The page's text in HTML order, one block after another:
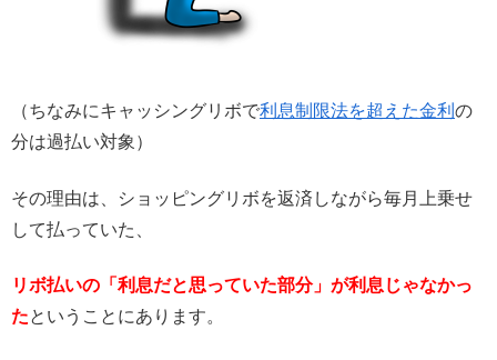
（ちなみにキャッシングリボで利息制限法を超えた金利 の
分は過払い対象）
その理由は、ショッピングリボを返済しながら毎月上乗せ
して払っていた、
リボ払いの「利息だと思っていた部分」が利息じゃなかっ
たということにあります。